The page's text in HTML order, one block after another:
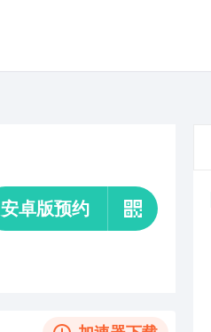
安卓版预约